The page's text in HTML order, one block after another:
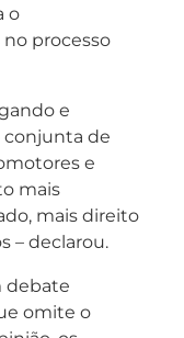
o
processo
e
conjunta de
e
mais
mais direito
– declarou.
debate
omite o